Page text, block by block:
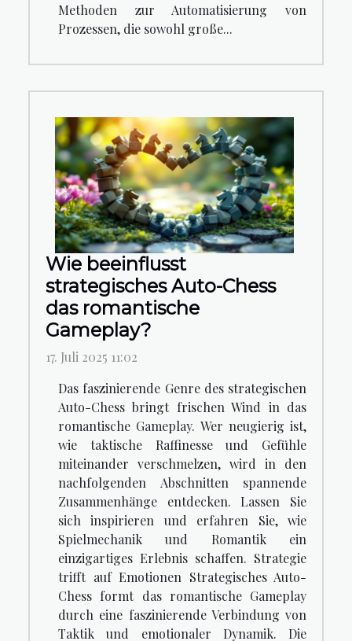
Methoden zur Automatisierung von
Prozessen, die sowohl große...
Wie beeinflusst
strategisches Auto-Chess
das romantische
Gameplay?
17. Juli 2025 11:02
Das faszinierende Genre des strategischen
Auto-Chess bringt frischen Wind in das
romantische Gameplay. Wer neugierig ist,
wie taktische Raffinesse und Gefühle
miteinander verschmelzen, wird in den
nachfolgenden Abschnitten spannende
Zusammenhänge entdecken. Lassen Sie
sich inspirieren und erfahren Sie, wie
Spielmechanik und Romantik ein
einzigartiges Erlebnis schaffen. Strategie
trifft auf Emotionen Strategisches Auto-
Chess formt das romantische Gameplay
durch eine faszinierende Verbindung von
Taktik und emotionaler Dynamik. Die